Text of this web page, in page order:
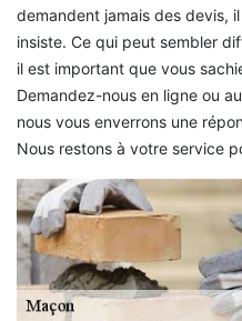
demandent jamais des devis,
insiste. Ce qui peut sembler
il est important que vous
Demandez-nous en ligne ou
nous vous enverrons une
Nous restons à votre service